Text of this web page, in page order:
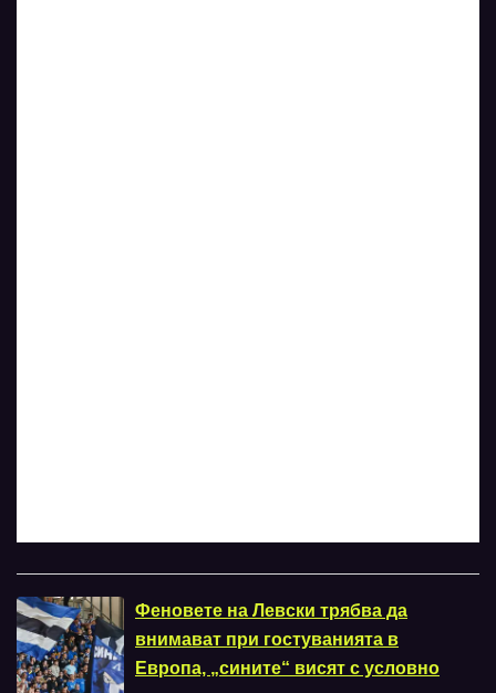
Феновете на Левски трябва да
внимават при гостуванията в
Европа, „сините“ висят с условно